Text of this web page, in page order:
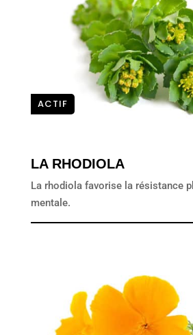
ACTIF
LA RHODIOLA
La rhodiola favorise la résistance
mentale.